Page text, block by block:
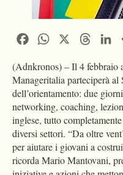
FacebookWhatsApp
(Adnkronos) – Il 4 febbraio
Manageritalia parteciperà al
dell’orientamento: due
networking, coaching,
inglese, tutto
diversi settori. “Da oltre
per aiutare i giovani a
ricorda Mario Mantovani,